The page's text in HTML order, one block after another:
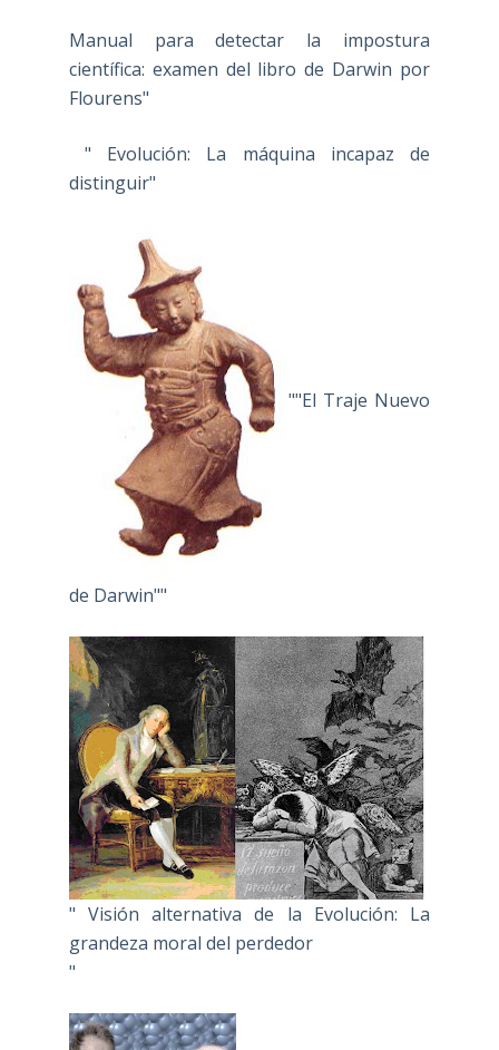
Manual para detectar la impostura
científica: examen del libro de Darwin por
Flourens"
" Evolución: La máquina incapaz de
distinguir"
""El Traje Nuevo
de Darwin""
" Visión alternativa de la Evolución: La
grandeza moral del perdedor
"